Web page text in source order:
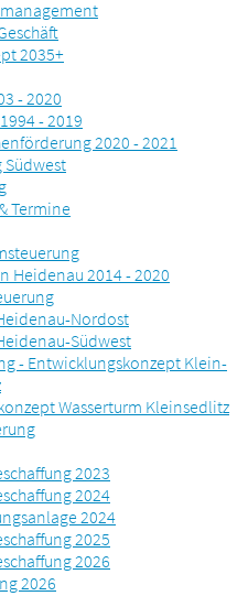
2035+
- 2020
- 2019
2020 - 2021
Südwest
Termine
Heidenau 2014 - 2020
Nordost
Südwest
- Entwicklungskonzept Klein-
Wasserturm Kleinsedlitz
2023
2024
2024
2025
2026
2026